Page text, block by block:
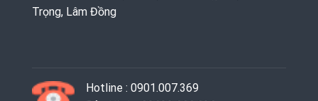
Trọng, Lâm Đồng
Hotline : 0901.007.369